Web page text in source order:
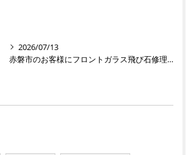
2026/07/13
赤磐市のお客様にフロントガラス飛び石修理 ラパン【nexus株式会社】